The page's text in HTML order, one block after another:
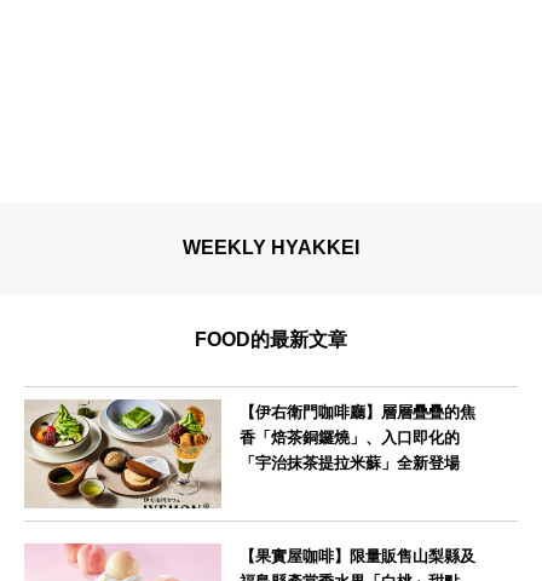
WEEKLY HYAKKEI
FOOD的最新文章
【伊右衛門咖啡廳】層層疊疊的焦
香「焙茶銅鑼燒」、入口即化的
「宇治抹茶提拉米蘇」全新登場
【果實屋咖啡】限量販售山梨縣及